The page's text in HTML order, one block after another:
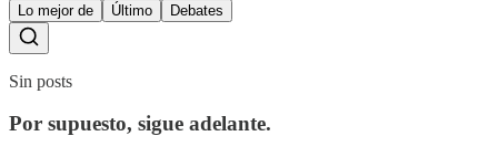
Lo mejor de Último Debates
Sin posts
Por supuesto, sigue adelante.